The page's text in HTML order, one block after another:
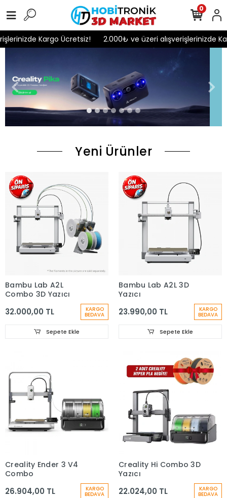
Kargo Ücretsiz! 2.000₺ ve üzeri alışverişlerinizde
0
Yeni Ürünler
Bambu Lab A2L
Combo 3D Yazıcı
32.000,00 TL KARGO
BEDAVA
Sepete Ekle
Bambu Lab A2L 3D
Yazıcı
23.990,00 TL KARGO
BEDAVA
Sepete Ekle
Creality Ender 3 V4
Combo
26.904,00 TL KARGO
BEDAVA
Creality Hi Combo 3D
Yazıcı
22.024,00 TL KARGO
BEDAVA